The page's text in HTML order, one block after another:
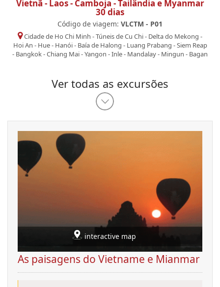
Vietnã - Laos - Camboja - Tailândia e Myanmar
30 dias
Código de viagem: VLCTM - P01
Cidade de Ho Chi Minh -Túneis de Cu Chi- Delta do Mekong -
Hoi An - Hue- Hanói- Baía de Halong - Luang Prabang -Siem Reap
- Bangkok-Chiang Mai-Yangon -Inle- Mandalay- Mingun - Bagan
Ver todas as excursões
interactive map
As paisagens do Vietname e Mianmar